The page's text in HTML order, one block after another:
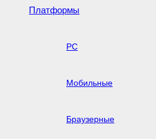
Платформы
PC
Мобильные
Браузерные